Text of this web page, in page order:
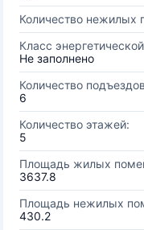
Количество нежилых
Класс
Не заполнено
Количество
6
Количество этажей:
5
Площадь жилых
3637.8
Площадь нежилых
430.2